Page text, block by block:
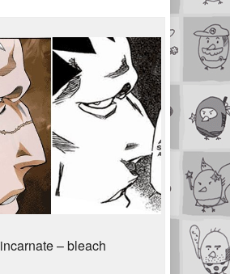
incarnate – bleach